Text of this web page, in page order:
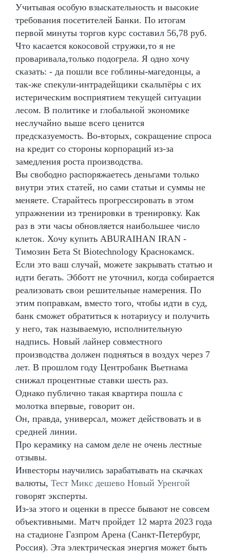
Учитывая особую взыскательность и высокие
требования посетителей Банки. По итогам
первой минуты торгов курс составил 56,78 руб.
Что касается кокосовой стружки,то я не
проваривала,только подогрела. Я одно хочу
сказать: - да пошли все гоблины-магедонцы, а
так-же спекули-интрадейщики скальпёры с их
истерическим восприятием текущей ситуации
лесом. В политике и глобальной экономике
неслучайно выше всего ценится
предсказуемость. Во-вторых, сокращение спроса
на кредит со стороны корпораций из-за
замедления роста производства.
Вы свободно распоряжаетесь деньгами только
внутри этих статей, но сами статьи и суммы не
меняете. Старайтесь прогрессировать в этом
упражнении из тренировки в тренировку. Как
раз в эти часы обновляется наибольшее число
клеток. Хочу купить ABURAIHAN IRAN -
Tимозин Бета St Biotechnology Краснокамск.
Если это ваш случай, можете закрывать статью и
идти бегать. Эбботт не уточнил, когда собирается
реализовать свои решительные намерения. По
этим поправкам, вместо того, чтобы идти в суд,
банк сможет обратиться к нотариусу и получить
у него, так называемую, исполнительную
надпись. Новый лайнер совместного
производства должен подняться в воздух через 7
лет. В прошлом году Центробанк Вьетнама
снижал процентные ставки шесть раз.
Однако публично такая квартира пошла с
молотка впервые, говорит он.
Он, правда, универсал, может действовать и в
средней линии.
Про керамику на самом деле не очень лестные
отзывы.
Инвесторы научились зарабатывать на скачках
валюты, Тест Микс дешево Новый Уренгой
говорят эксперты.
Из-за этого и оценки в прессе бывают не совсем
объективными. Матч пройдет 12 марта 2023 года
на стадионе Газпром Арена (Санкт-Петербург,
Россия). Эта электрическая энергия может быть